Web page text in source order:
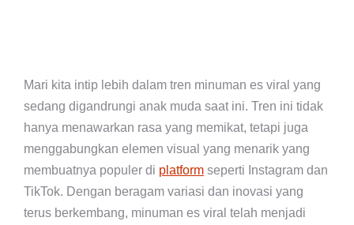
Mari kita intip lebih dalam tren minuman es viral yang
sedang digandrungi anak muda saat ini. Tren ini tidak
hanya menawarkan rasa yang memikat, tetapi juga
menggabungkan elemen visual yang menarik yang
membuatnya populer di platform seperti Instagram dan
TikTok. Dengan beragam variasi dan inovasi yang
terus berkembang, minuman es viral telah menjadi